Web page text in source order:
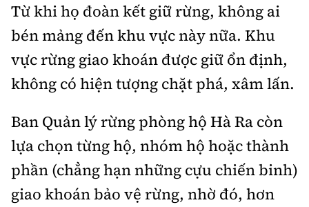
Từ khi họ đoàn kết giữ rừng, không ai
bén mảng đến khu vực này nữa. Khu
vực rừng giao khoán được giữ ổn định,
không có hiện tượng chặt phá, xâm lấn.
Ban Quản lý rừng phòng hộ Hà Ra còn
lựa chọn từng hộ, nhóm hộ hoặc thành
phần (chẳng hạn những cựu chiến binh)
giao khoán bảo vệ rừng, nhờ đó, hơn